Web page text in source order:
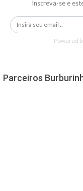
Inscreva-se e
Powered
Parceiros